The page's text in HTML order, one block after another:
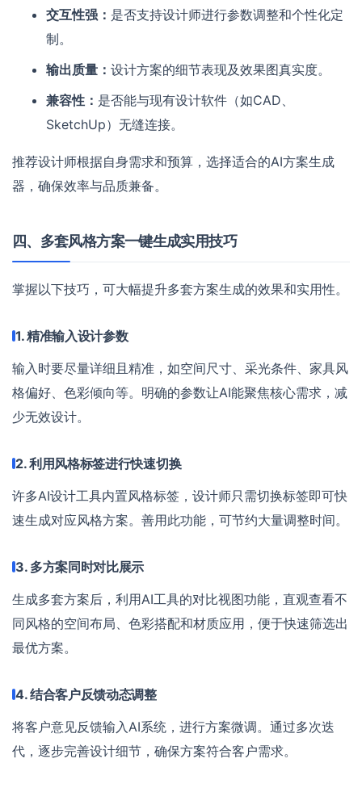
交互性强： 是否支持设计师进行参数调整和个性化定
制。
输出质量：设计方案的细节表现及效果图真实度。
兼容性： 是否能与现有设计软件（如CAD、
SketchUp）无缝连接。
推荐设计师根据自身需求和预算，选择适合的AI方案生成
器，确保效率与品质兼备。
四、多套风格方案一键生成实用技巧
掌握以下技巧，可大幅提升多套方案生成的效果和实用性。
1. 精准输入设计参数
输入时要尽量详细且精准，如空间尺寸、采光条件、家具风
格偏好、色彩倾向等。明确的参数让AI能聚焦核心需求，减
少无效设计。
2. 利用风格标签进行快速切换
许多AI设计工具内置风格标签，设计师只需切换标签即可快
速生成对应风格方案。善用此功能，可节约大量调整时间。
3. 多方案同时对比展示
生成多套方案后，利用AI工具的对比视图功能，直观查看不
同风格的空间布局、色彩搭配和材质应用，便于快速筛选出
最优方案。
4. 结合客户反馈动态调整
将客户意见反馈输入AI系统，进行方案微调。通过多次迭
代，逐步完善设计细节，确保方案符合客户需求。